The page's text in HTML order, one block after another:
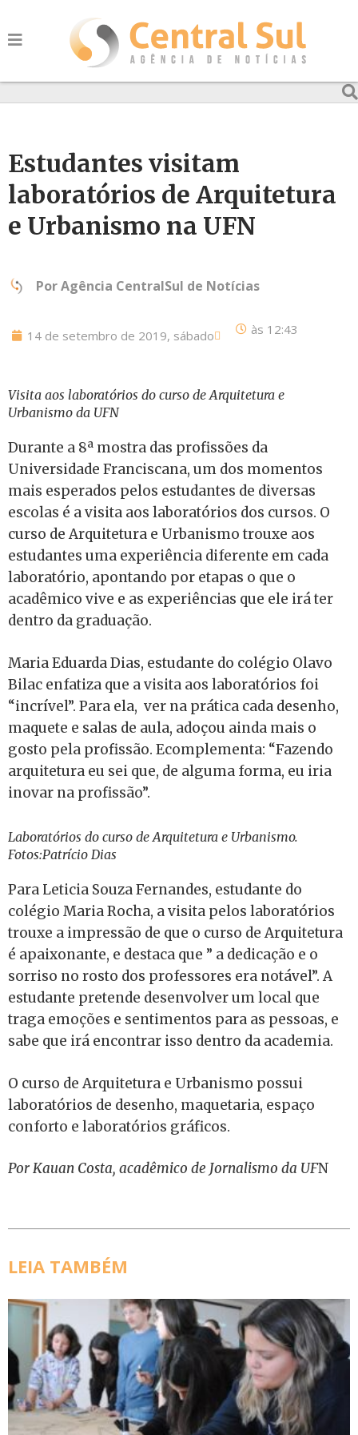
Estudantes visitam
laboratórios de Arquitetura
e Urbanismo na UFN
PorAgência CentralSul de Notícias
14 de setembro de 2019, sábado às 12:43
Visita aos laboratórios do curso de Arquitetura e
Urbanismo da UFN
Durante a 8ª mostra das profissões da
Universidade Franciscana, um dos momentos
mais esperados pelos estudantes de diversas
escolas é a visita aos laboratórios dos cursos. O
curso de Arquitetura e Urbanismo trouxe aos
estudantes uma experiência diferente em cada
laboratório, apontando por etapas o que o
acadêmico vive e as experiências que ele irá ter
dentro da graduação.
Maria Eduarda Dias, estudante do colégio Olavo
Bilac enfatiza que a visita aos laboratórios foi
“incrível”. Para ela, ver na prática cada desenho,
maquete e salas de aula, adoçou ainda mais o
gosto pela profissão. Ecomplementa: “Fazendo
arquitetura eu sei que, de alguma forma, eu iria
inovar na profissão”.
Laboratórios do curso de Arquitetura e Urbanismo.
Fotos:Patrício Dias
Para Leticia Souza Fernandes, estudante do
colégio Maria Rocha, a visita pelos laboratórios
trouxe a impressão de que o curso de Arquitetura
é apaixonante, e destaca que ” a dedicação e o
sorriso no rosto dos professores era notável”. A
estudante pretende desenvolver um local que
traga emoções e sentimentos para as pessoas, e
sabe que irá encontrar isso dentro da academia.
O curso de Arquitetura e Urbanismo possui
laboratórios de desenho, maquetaria, espaço
conforto e laboratórios gráficos.
Por Kauan Costa, acadêmico de Jornalismo da UFN
LEIA TAMBÉM